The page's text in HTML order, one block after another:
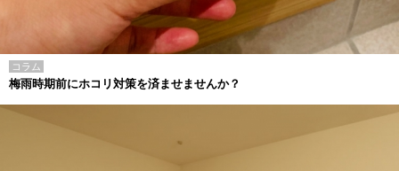
コラム
梅雨時期前にホコリ対策を済ませませんか？